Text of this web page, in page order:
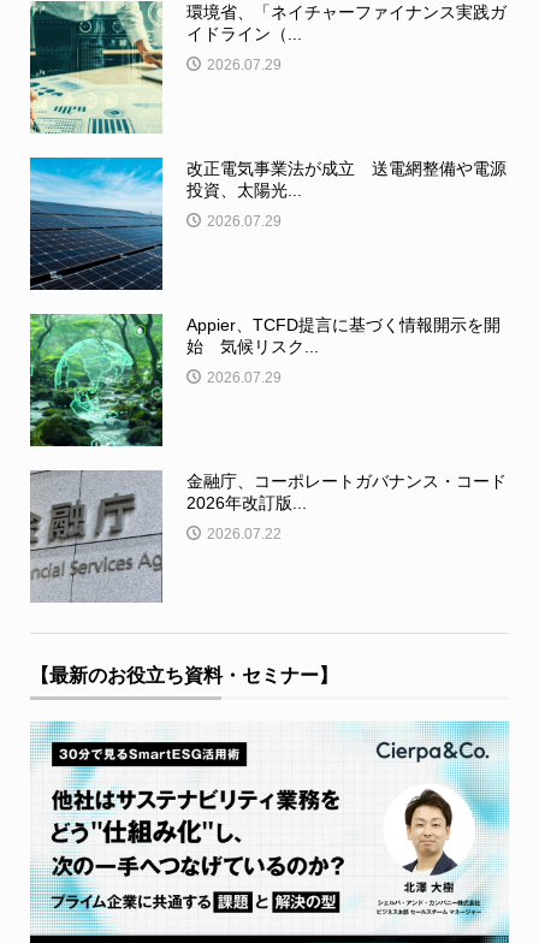
環境省、「ネイチャーファイナンス実践ガ
イドライン（...
2026.07.29
改正電気事業法が成立 送電網整備や電源
投資、太陽光...
2026.07.29
Appier、TCFD提言に基づく情報開示を開
始 気候リスク...
2026.07.29
金融庁、コーポレートガバナンス・コード
2026年改訂版...
2026.07.22
【最新のお役立ち資料・セミナー】